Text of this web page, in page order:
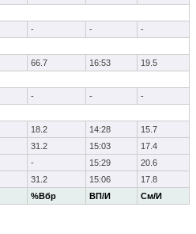
%Вбр ВП/И См/И
- -
-
66.7 16:53
19.5
- -
-
18.2 14:28
15.7
31.2 15:03
17.4
- 15:29
20.6
31.2 15:06 17.8